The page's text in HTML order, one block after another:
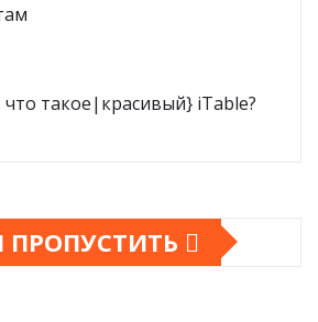
что такое|красивый} iTable?